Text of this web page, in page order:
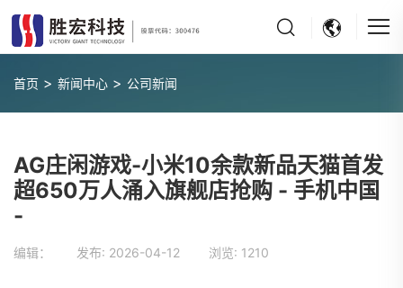
首页 > 新闻中心 > 公司新闻
AG庄闲游戏-小米10余款新品天猫首发
超650万人涌入旗舰店抢购 - 手机中国
-
编辑： 发布: 2026-04-12 浏览: 1210